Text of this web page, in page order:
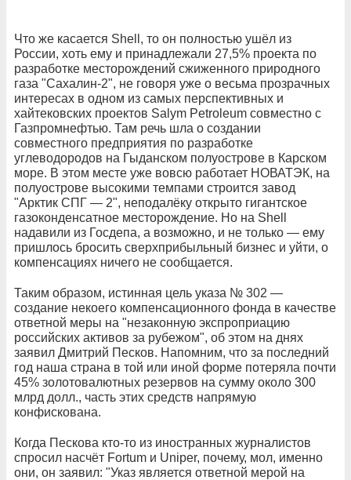
Что же касается Shell, то он полностью ушёл из
России, хоть ему и принадлежали 27,5% проекта по
разработке месторождений сжиженного природного
газа "Сахалин-2", не говоря уже о весьма прозрачных
интересах в одном из самых перспективных и
хайтековских проектов Salym Petroleum совместно с
Газпромнефтью. Там речь шла о создании
совместного предприятия по разработке
углеводородов на Гыданском полуострове в Карском
море. В этом месте уже вовсю работает НОВАТЭК, на
полуострове высокими темпами строится завод
"Арктик СПГ — 2", неподалёку открыто гигантское
газоконденсатное месторождение. Но на Shell
надавили из Госдепа, а возможно, и не только — ему
пришлось бросить сверхприбыльный бизнес и уйти, о
компенсациях ничего не сообщается.
Таким образом, истинная цель указа № 302 —
создание некоего компенсационного фонда в качестве
ответной меры на "незаконную экспроприацию
российских активов за рубежом", об этом на днях
заявил Дмитрий Песков. Напомним, что за последний
год наша страна в той или иной форме потеряла почти
45% золотовалютных резервов на сумму около 300
млрд долл., часть этих средств напрямую
конфискована.
Когда Пескова кто-то из иностранных журналистов
спросил насчёт Fortum и Uniper, почему, мол, именно
они, он заявил: "Указ является ответной мерой на